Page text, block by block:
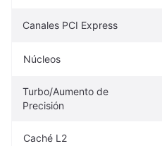
Canales PCI Express
Núcleos
Turbo/Aumento de
Precisión
Caché L2